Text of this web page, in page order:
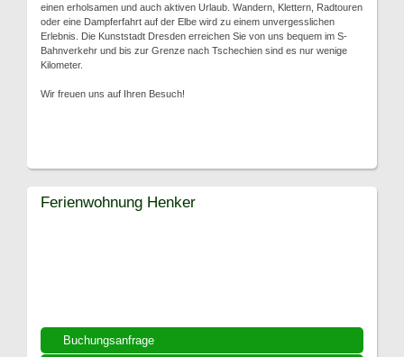
einen erholsamen und auch aktiven Urlaub. Wandern, Klettern, Radtouren
oder eine Dampferfahrt auf der Elbe wird zu einem unvergesslichen
Erlebnis. Die Kunststadt Dresden erreichen Sie von uns bequem im S-
Bahnverkehr und bis zur Grenze nach Tschechien sind es nur wenige
Kilometer.
Wir freuen uns auf Ihren Besuch!
Buchungsanfrage
Ferienwohnung Henker